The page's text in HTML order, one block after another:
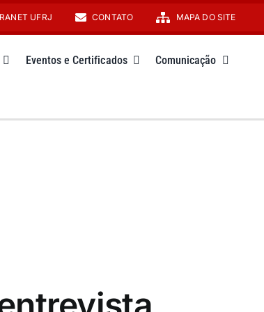
UFRJ CONTATO MAPA DO SITE
Eventos e Certificados Comunicação